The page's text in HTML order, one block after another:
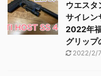
ウエス
サイレン
2022年
グリップ
2022/2/7